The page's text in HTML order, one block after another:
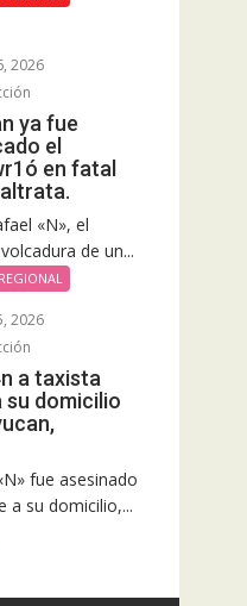
2026
ya fue
el
en fatal
«N», el
de un...
REGIONAL
2026
a taxista
domicilio
fue asesinado
a su domicilio,...